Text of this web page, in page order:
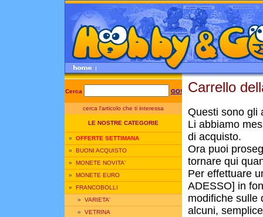
Cerca GO!
cerca l'articolo che ti interessa
LE NOSTRE CATEGORIE
» OFFERTE SETTIMANA
» BUONI ACQUISTO
» MONETE NOVITA'
» MONETE EURO
» FRANCOBOLLI
» VARIETA'
» VETRINA
Carrello
Questi sono gli
Li abbiamo
di acquisto.
Ora puoi
tornare qui
Per effettuare
ADESSO] in
modifiche sulle
alcuni,